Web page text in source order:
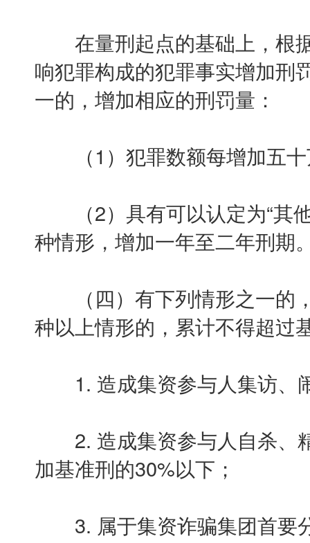
在量刑起点的基础上，根
响犯罪构成的犯罪事实增加刑
一的，增加相应的刑罚量：
（1）犯罪数额每增加五十
（2）具有可以认定为“其
种情形，增加一年至二年刑期
（四）有下列情形之一的
种以上情形的，累计不得超过
1. 造成集资参与人集访、
2. 造成集资参与人自杀、
加基准刑的30%以下；
3. 属于集资诈骗集团首要